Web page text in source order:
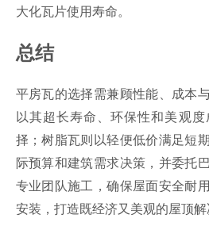
大化瓦片使用寿命。
总结
平房瓦的选择需兼顾性能、成本
以其超长寿命、环保性和美观
择；树脂瓦则以轻便低价满足短
际预算和建筑需求决策，并委托
专业团队施工，确保屋面安全耐
安装，打造既经济又美观的屋顶解